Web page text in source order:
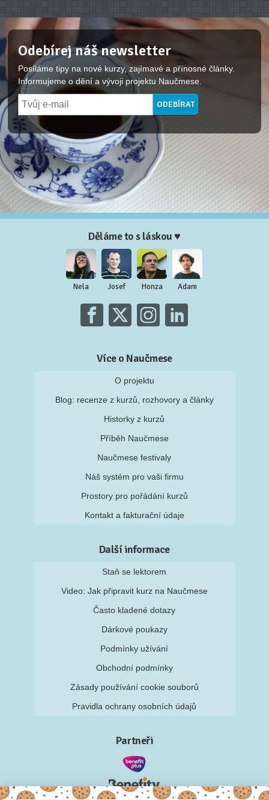
Odebírej náš newsletter
Posíláme tipy na nové kurzy, zajímavé a přínosné články.
Informujeme o dění a vývoji projektu Naučmese.
Děláme to s láskou ♥
Nela Josef Honza Adam
Více o Naučmese
O projektu
Blog: recenze z kurzů, rozhovory a články
Historky z kurzů
Příběh Naučmese
Naučmese festivaly
Náš systém pro vaši firmu
Prostory pro pořádání kurzů
Kontakt a fakturační údaje
Další informace
Staň se lektorem
Video: Jak připravit kurz na Naučmese
Často kladené dotazy
Dárkové poukazy
Podmínky užívání
Obchodní podmínky
Zásady používání cookie souborů
Pravidla ochrany osobních údajů
Partneři